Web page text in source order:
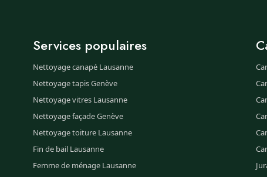
Services populaires
Nettoyage canapé Lausanne
Nettoyage tapis Genève
Nettoyage vitres Lausanne
Nettoyage façade Genève
Nettoyage toiture Lausanne
Fin de bail Lausanne
Femme de ménage Lausanne